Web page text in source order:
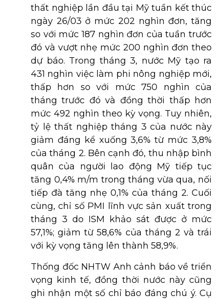
thất nghiệp lần đầu tại Mỹ tuần kết thúc
ngày 26/03 ở mức 202 nghìn đơn, tăng
so với mức 187 nghìn đơn của tuần trước
đó và vượt nhẹ mức 200 nghìn đơn theo
dự báo. Trong tháng 3, nước Mỹ tạo ra
431 nghìn việc làm phi nông nghiệp mới,
thấp hơn so với mức 750 nghìn của
tháng trước đó và đồng thời thấp hơn
mức 492 nghìn theo kỳ vọng. Tuy nhiên,
tỷ lệ thất nghiệp tháng 3 của nước này
giảm đáng kể xuống 3,6% từ mức 3,8%
của tháng 2. Bên cạnh đó, thu nhập bình
quân của người lao động Mỹ tiếp tục
tăng 0,4% m/m trong tháng vừa qua, nối
tiếp đà tăng nhẹ 0,1% của tháng 2. Cuối
cùng, chỉ số PMI lĩnh vực sản xuất trong
tháng 3 do ISM khảo sát được ở mức
57,1%; giảm từ 58,6% của tháng 2 và trái
với kỳ vọng tăng lên thành 58,9%.
Thống đốc NHTW Anh cảnh báo về triển
vọng kinh tế, đồng thời nước này cũng
ghi nhận một số chỉ báo đáng chú ý. Cụ